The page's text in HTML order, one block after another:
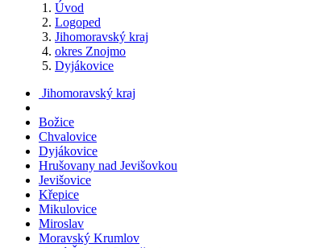
Úvod
Logoped
Jihomoravský kraj
okres Znojmo
Dyjákovice
Jihomoravský kraj
Božice
Chvalovice
Dyjákovice
Hrušovany nad Jevišovkou
Jevišovice
Křepice
Mikulovice
Miroslav
Moravský Krumlov